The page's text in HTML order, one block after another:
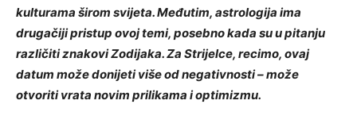
kulturama širom svijeta. Međutim, astrologija ima
drugačiji pristup ovoj temi, posebno kada su u pitanju
različiti znakovi Zodijaka. Za Strijelce, recimo, ovaj
datum može donijeti više od negativnosti – može
otvoriti vrata novim prilikama i optimizmu.